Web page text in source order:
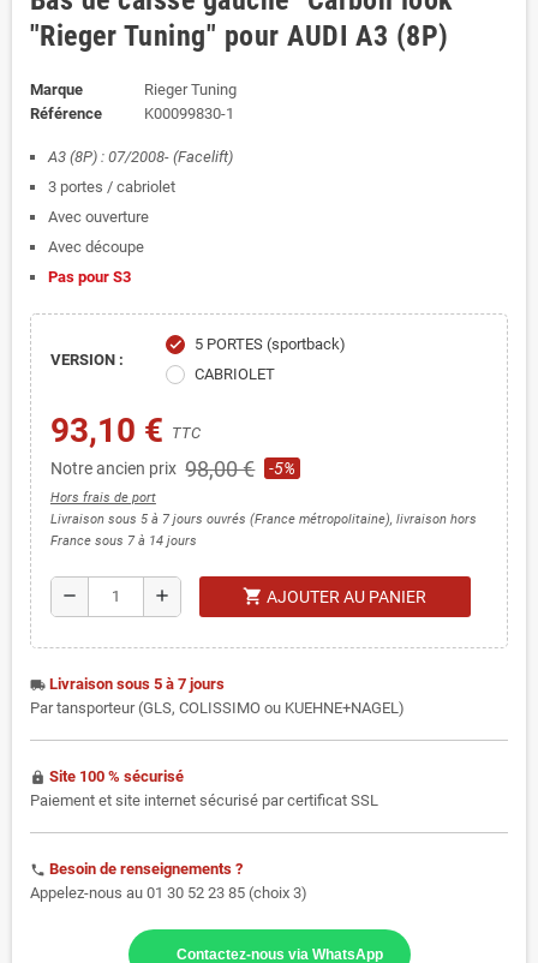
"Rieger Tuning" pour AUDI A3 (8P)
Marque
Rieger Tuning
Référence
K00099830-1
A3 (8P) : 07/2008- (Facelift)
3 portes / cabriolet
Avec ouverture
Avec découpe
Pas pour S3
VERSION :
check
5 PORTES (sportback)
CABRIOLET
93,10 € TTC
Notre ancien prix 98,00 € -5%
Hors frais de port
Livraison sous 5 à 7 jours ouvrés (France métropolitaine), livraison hors
France sous 7 à 14 jours
remove add shopping_cart AJOUTER AU PANIER
local_shipping Livraison sous 5 à 7 jours
Par tansporteur (GLS, COLISSIMO ou KUEHNE+NAGEL)
https Site 100 % sécurisé
Paiement et site internet sécurisé par certificat SSL
phone Besoin de renseignements ?
Appelez-nous au 01 30 52 23 85 (choix 3)
Contactez-nous via WhatsApp